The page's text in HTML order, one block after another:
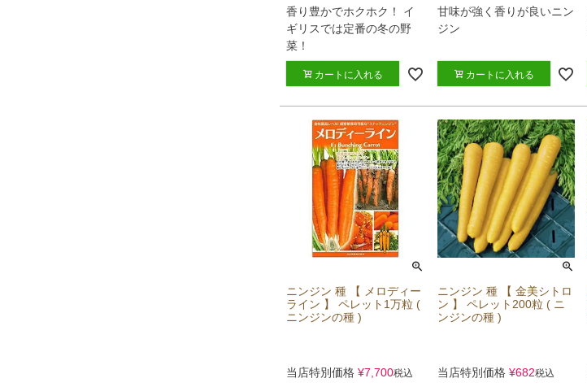
香り豊かでホクホク！ イ
ギリスでは定番の冬の野
菜！
カートに入れる
甘味が強く香りが良いニン
ジン
カートに入れる
ニンジン 種 【 メロディー
ライン 】 ペレット1万粒 (
ニンジンの種 )
当店特別価格 ¥7,700税込
ニンジン 種 【 金美シトロ
ン 】 ペレット200粒 ( ニ
ンジンの種 )
当店特別価格 ¥682税込